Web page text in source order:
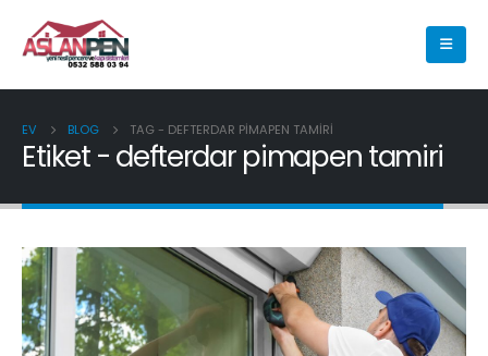
EV BLOG TAG - DEFTERDAR PIMAPEN TAMIRI
Etiket - defterdar pimapen tamiri